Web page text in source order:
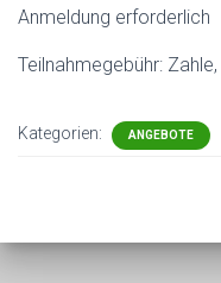
Anmeldung erforderlich
Teilnahmegebühr:
Kategorien: ANGEBOTE